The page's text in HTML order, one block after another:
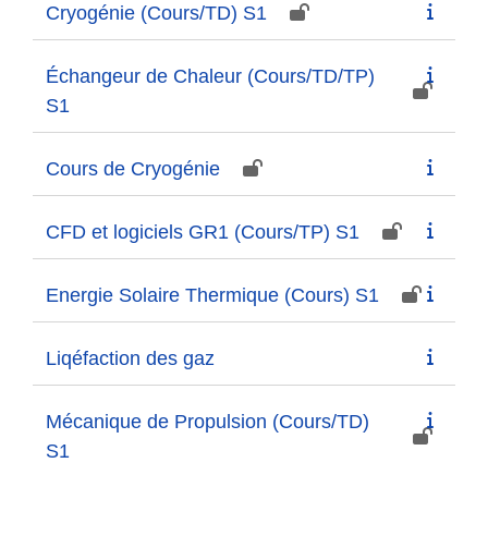
Cryogénie (Cours/TD) S1
Échangeur de Chaleur (Cours/TD/TP)
S1
Cours de Cryogénie
CFD et logiciels GR1 (Cours/TP) S1
Energie Solaire Thermique (Cours) S1
Liqéfaction des gaz
Mécanique de Propulsion (Cours/TD)
S1